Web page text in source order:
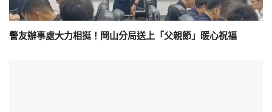
警友辦事處大力相挺！岡山分局送上「父親節」暖心祝福